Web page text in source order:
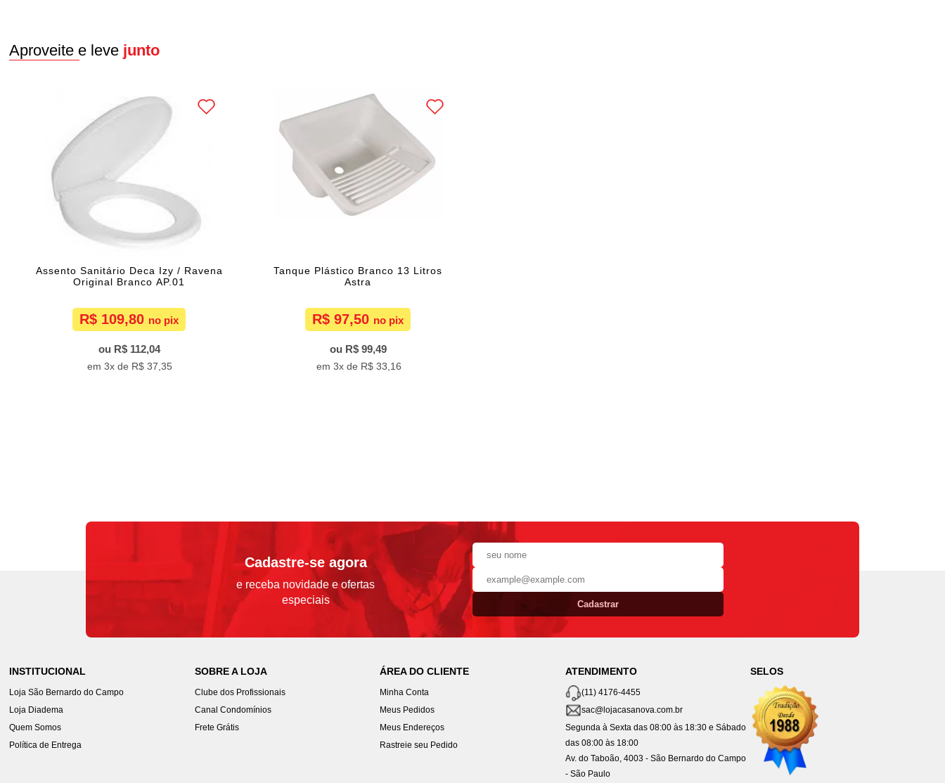
Aproveite e leve junto
Assento Sanitário Deca Izy / Ravena
Original Branco AP.01
R$ 109,80
R$ 112,04
3x de R$ 37,35
Tanque Plástico Branco 13 Litros
Astra
R$ 97,50
R$ 99,49
3x de R$ 33,16
Cadastre-se agora
e receba novidade e ofertas
especiais
Cadastrar
INSTITUCIONAL
Loja São Bernardo do Campo
Loja Diadema
Quem Somos
Política de Entrega
SOBRE A LOJA
Clube dos Profissionais
Canal Condomínios
Frete Grátis
ÁREA DO CLIENTE
Minha Conta
Meus Pedidos
Meus Endereços
Rastreie seu Pedido
ATENDIMENTO
(11) 4176-4455
sac@lojacasanova.com.br
Segunda à Sexta das 08:00 às 18:30 e Sábado
das 08:00 às 18:00
Av. do Taboão, 4003 - São Bernardo do Campo
- São Paulo
SELOS